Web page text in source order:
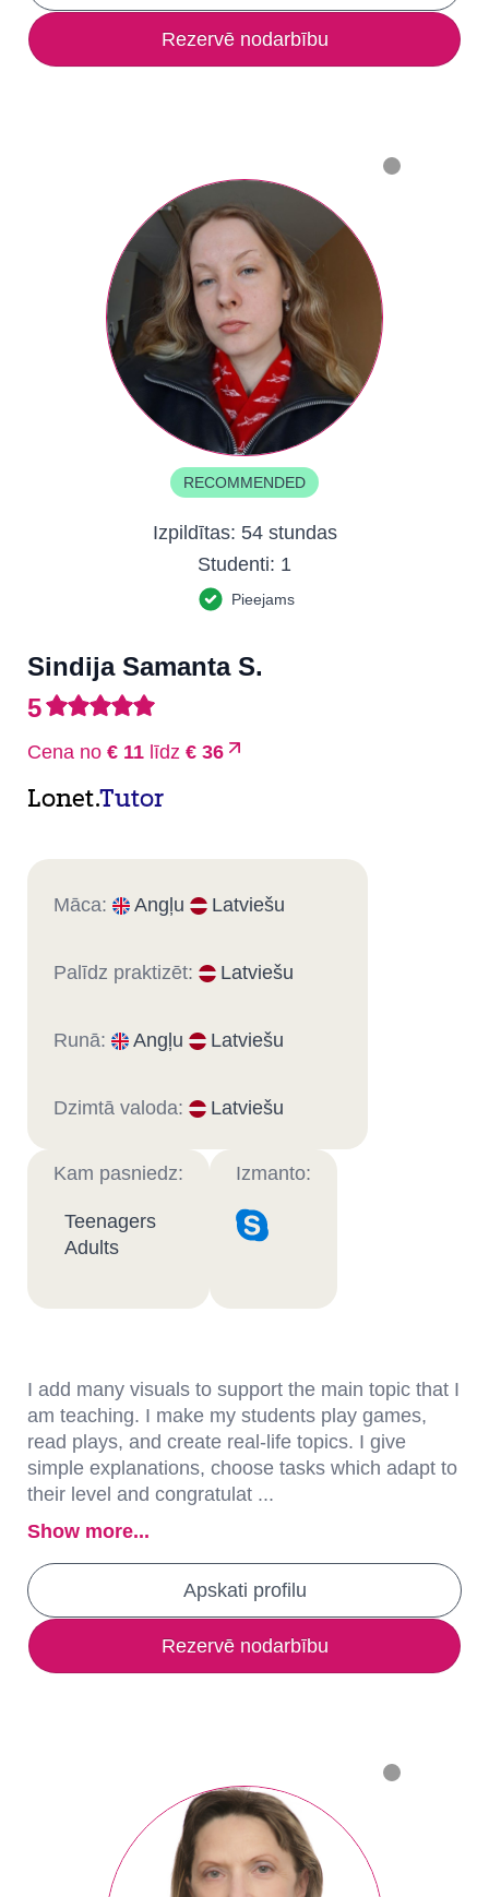
Rezervē nodarbību
RECOMMENDED
Izpildītas: 54 stundas
Studenti: 1
Pieejams
Sindija Samanta S.
5
Cena no € 11 līdz € 36
Lonet.Tutor
Māca: Angļu Latviešu
Palīdz praktizēt: Latviešu
Runā: Angļu Latviešu
Dzimtā valoda: Latviešu
Kam pasniedz:
Teenagers
Adults
Izmanto:
I add many visuals to support the main topic that I
am teaching. I make my students play games,
read plays, and create real-life topics. I give
simple explanations, choose tasks which adapt to
their level and congratulat ...
Show more...
Apskati profilu
Rezervē nodarbību